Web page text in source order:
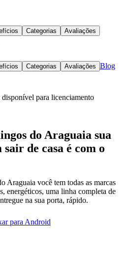
Categorias Avaliações
Categorias Avaliações Blog
disponível para licenciamento
do Araguaia sua
sair de casa é com o
Araguaia você tem todas as marcas
energéticos, uma linha completa de
na sua porta, rápido.
para Android